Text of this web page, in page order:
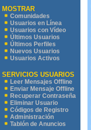
MOSTRAR
Comunidades
Usuarios en Línea
Usuarios con Vídeo
Últimos Usuarios
Últimos Perfiles
Nuevos Usuarios
Usuarios Activos
SERVICIOS USUARIOS
Leer Mensajes Offline
Enviar Mensaje Offline
Recuperar Contraseña
Eliminar Usuario
Códigos de Registro
Administración
Tablón de Anuncios